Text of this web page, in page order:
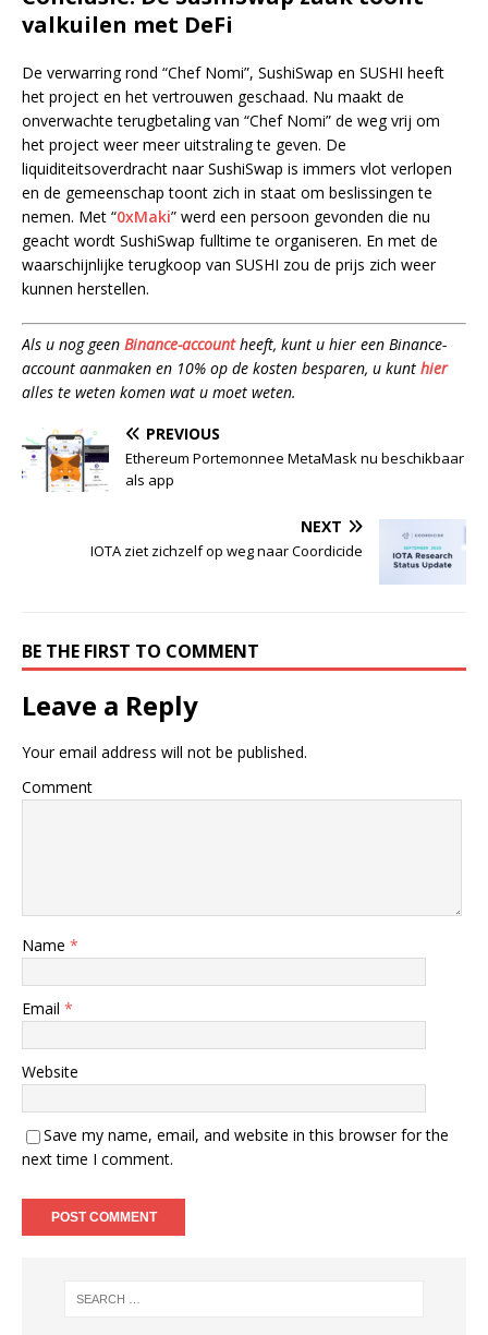
valkuilen met DeFi
De verwarring rond “Chef Nomi”, SushiSwap en SUSHI heeft
het project en het vertrouwen geschaad. Nu maakt de
onverwachte terugbetaling van “Chef Nomi” de weg vrij om
het project weer meer uitstraling te geven. De
liquiditeitsoverdracht naar SushiSwap is immers vlot verlopen
en de gemeenschap toont zich in staat om beslissingen te
nemen. Met “0xMaki” werd een persoon gevonden die nu
geacht wordt SushiSwap fulltime te organiseren. En met de
waarschijnlijke terugkoop van SUSHI zou de prijs zich weer
kunnen herstellen.
Als u nog geen Binance-accountheeft, kunt u hier een Binance-
account aanmaken en 10% op de kosten besparen, u kunt hier
alles te weten komen wat u moet weten.
PREVIOUS
Ethereum Portemonnee MetaMask nu beschikbaar
als app
NEXT
IOTA ziet zichzelf op weg naar Coordicide
BE THE FIRST TO COMMENT
Leave a Reply
Your email address will not be published.
Comment
Name *
Email *
Website
Save my name, email, and website in this browser for the
next time I comment.